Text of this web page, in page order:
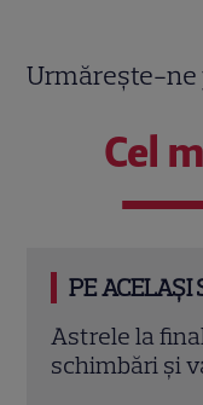
Urmărește-ne
Cel
PE ACELAȘI
Cristina
care începe